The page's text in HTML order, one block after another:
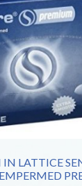
LATTICE